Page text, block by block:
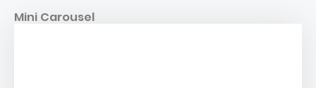
Mini Carousel